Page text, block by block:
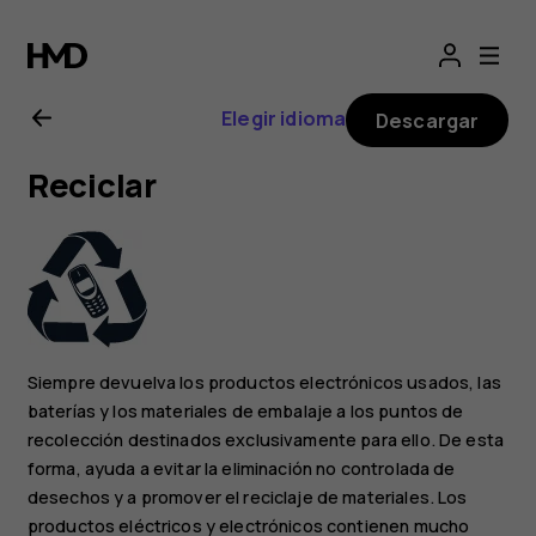
Manual
del
usuario
de
Nokia
4.2
Elegir idioma Descargar
Reciclar
Siempre devuelva los productos electrónicos usados, las
baterías y los materiales de embalaje a los puntos de
recolección destinados exclusivamente para ello. De esta
forma, ayuda a evitar la eliminación no controlada de
desechos y a promover el reciclaje de materiales. Los
productos eléctricos y electrónicos contienen mucho